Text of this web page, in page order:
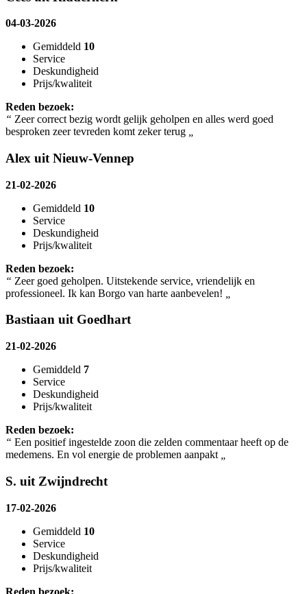
04-03-2026
Gemiddeld 10
Service
Deskundigheid
Prijs/kwaliteit
Reden bezoek:
“ Zeer correct bezig wordt gelijk geholpen en alles werd goed
besproken zeer tevreden komt zeker terug
Alex uit Nieuw-Vennep
21-02-2026
Gemiddeld 10
Service
Deskundigheid
Prijs/kwaliteit
Reden bezoek:
“ Zeer goed geholpen. Uitstekende service, vriendelijk en
professioneel. Ik kan Borgo van harte aanbevelen!
Bastiaan uit Goedhart
21-02-2026
Gemiddeld 7
Service
Deskundigheid
Prijs/kwaliteit
Reden bezoek:
“ Een positief ingestelde zoon die zelden commentaar heeft op de
medemens. En vol energie de problemen aanpakt
S. uit Zwijndrecht
17-02-2026
Gemiddeld 10
Service
Deskundigheid
Prijs/kwaliteit
Reden bezoek: